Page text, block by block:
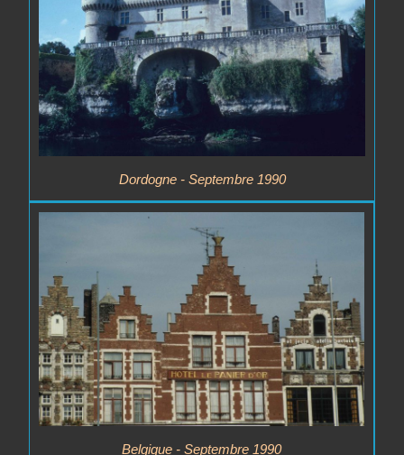
Dordogne - Septembre 1990
Belgique - Septembre 1990